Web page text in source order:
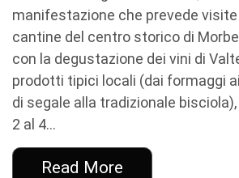
manifestazione che prevede
cantine del centro storico di
con la degustazione dei vini di
prodotti tipici locali (dai formaggi
di segale alla tradizionale bisciola),
2 al 4...
Read More